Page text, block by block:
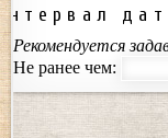
дат
Рекомендуется
Не ранее чем: